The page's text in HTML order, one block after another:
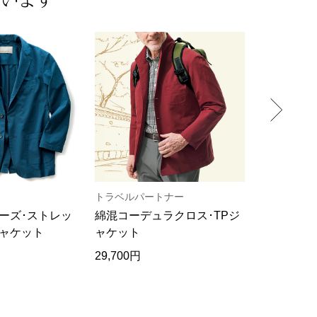
ズ･ストレッ
ケット
トラベルパートナー
綿混コーデュラクロス･TPジ
ャケット
29,700円